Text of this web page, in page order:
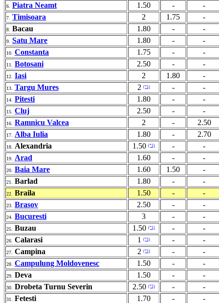
6. Piatra Neamt 1.50 - -
7. Timisoara 2 1.75 -
8. Bacau 1.80 - -
9. Satu Mare 1.80 - -
10. Constanta 1.75 - -
11. Botosani 2.50 - -
12. Iasi 2 1.80 -
13. Targu Mures 2 (*1) - -
14. Pitesti 1.80 - -
15. Cluj 2.50 - -
16. Ramnicu Valcea 2 - 2.50
17. Alba Iulia 1.80 - 2.70
18. Alexandria 1.50 (*1) - -
19. Arad 1.60 - -
20. Baia Mare 1.60 1.50 -
21. Barlad 1.80 - -
22. Braila 1.50 - -
23. Brasov 2.50 - -
24. Bucuresti 3 - -
25. Buzau 1.50 (*1) - -
26. Calarasi 1 (*1) - -
27. Campina 2 (*1) - -
28. Campulung Moldovenesc 1.50 - -
29. Deva 1.50 - -
30. Drobeta Turnu Severin 2.50 (*1) - -
31. Fetesti 1.70 - -